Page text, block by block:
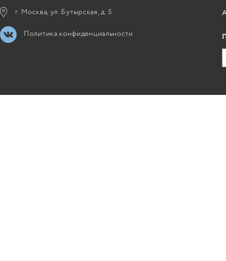
г. Москва, ул. Бутырская, д. 5.
Политика конфиденциальности